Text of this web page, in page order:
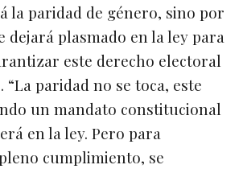
la paridad de género, sino por
dejará plasmado en la ley para
este derecho electoral
“La paridad no se toca, este
un mandato constitucional
en la ley. Pero para
cumplimiento, se